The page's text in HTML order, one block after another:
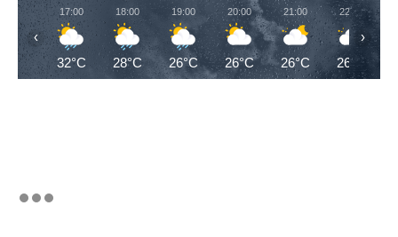
17:00
32°C
18:00
28°C
19:00
26°C
20:00
26°C
21:00
26°C
22:00
26°C
‹ ›